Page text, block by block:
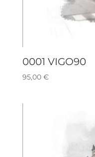
0001 VIGO90
95,00 €